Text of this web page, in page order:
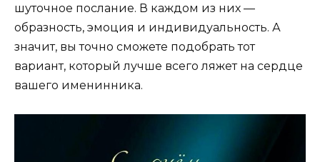
шуточное послание. В каждом из них —
образность, эмоция и индивидуальность. А
значит, вы точно сможете подобрать тот
вариант, который лучше всего ляжет на сердце
вашего именинника.